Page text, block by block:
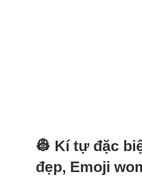
👷‍ Kí tự đặc
đẹp, Emoji